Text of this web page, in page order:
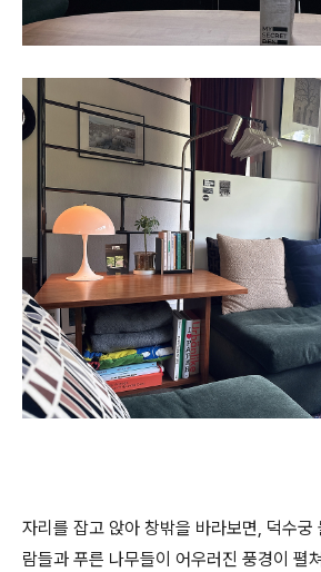
자리를 잡고 앉아 창밖을 바라보면, 덕수궁
람들과 푸른 나무들이 어우러진 풍경이 펼